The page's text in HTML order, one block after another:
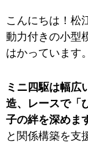
こんにちは！松
動力付きの小型
はかっています。
ミニ四駆は幅広
造、レースで「
子の絆を深めま
と関係構築を支